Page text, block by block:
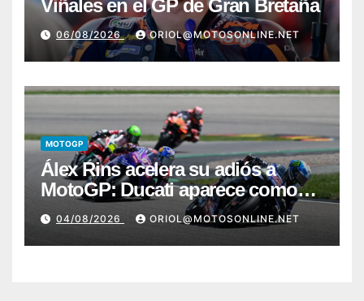
Viñales en el GP de Gran Bretaña
06/08/2026 ORIOL@MOTOSONLINE.NET
MOTOGP
Álex Rins acelera su adiós a
MotoGP: Ducati aparece como
destino en Superbike
04/08/2026 ORIOL@MOTOSONLINE.NET